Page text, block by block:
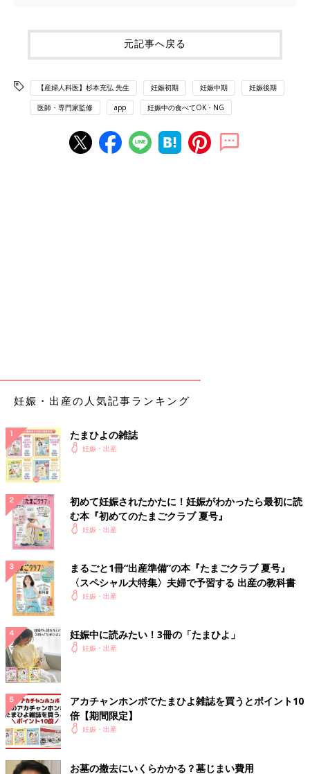
元記事へ戻る
【産婦人科医】杉本充弘 先生 妊娠初期 妊娠中期 妊娠後期
医師・専門家監修 app 妊娠中の食べてOK・NG
妊娠・出産の人気記事ランキング
たまひよの雑誌
妊娠・出産
初めて妊娠されたかたに！妊娠がわかったら最初に読
む本『初めてのたまごクラブ 夏号』
妊娠・出産
まるごと1冊“出産準備”の本『たまごクラブ 夏号』
〈スペシャル大特集〉夫婦で予習する 出産の教科書
妊娠・出産
妊娠中に読みたい！3冊の「たまひよ」
妊娠・出産
アカチャンホンポでたまひよ雑誌を買うとポイント10
倍【期間限定】
妊娠・出産
お墓の撤去にいくらかかる？墓じまい費用